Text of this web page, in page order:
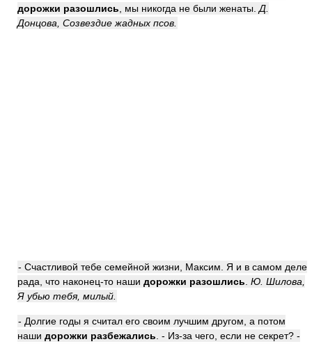
дорожки разошлись , мы никогда не были женаты. Д.
Донцова, Созвездие жадных псов.
- Счастливой тебе семейной жизни, Максим. Я и в самом деле
рада, что наконец-то наши дорожки разошлись Ю. Шилова,
Я убью тебя, милый.
- Долгие годы я считал его своим лучшим другом, а потом
наши дорожки разбежались . - Из-за чего, если не секрет? -